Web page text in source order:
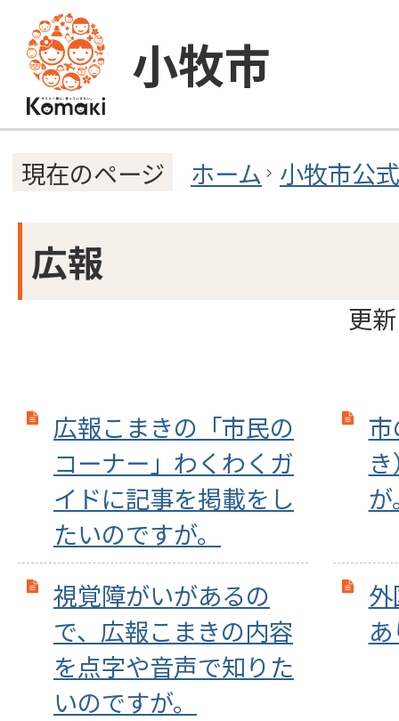
小牧市
現在のページ ホーム 小牧市公
広報
更
広報こまきの「市民の
コーナー」わくわくガ
イドに記事を掲載をし
たいのですが。
視覚障がいがあるの
で、広報こまきの内容
を点字や音声で知りた
いのですが。